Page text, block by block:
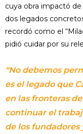
cuya obra impactó
dos legados
recordó como el
pidió cuidar por su
“No debemos
es el legado que
en las fronteras
continuar el
de los fundadores